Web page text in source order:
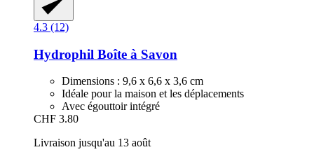
4.3 (12)
Hydrophil Boîte à Savon
Dimensions : 9,6 x 6,6 x 3,6 cm
Idéale pour la maison et les déplacements
Avec égouttoir intégré
CHF 3.80
Livraison jusqu'au 13 août